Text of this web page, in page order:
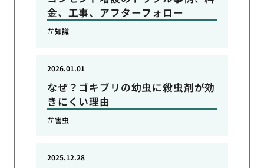
金、工事、アフターフォロー
知識
なぜ？ゴキブリの幼虫に殺虫剤が効
きにくい理由
2026.01.01
害虫
2025.12.28